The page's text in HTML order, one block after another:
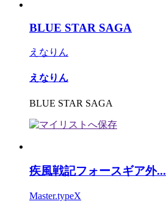
BLUE STAR SAGA
えなりん
えなりん
BLUE STAR SAGA
疾風戦記フォースギア外...
Master.typeX